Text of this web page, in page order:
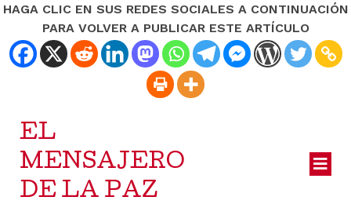
HAGA CLIC EN SUS REDES SOCIALES A CONTINUACIÓN
PARA VOLVER A PUBLICAR ESTE ARTÍCULO
EL
MENSAJERO
DE LA PAZ